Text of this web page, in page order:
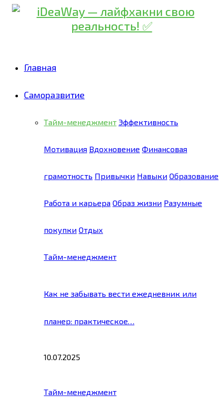
Главная
Саморазвитие
Тайм-менеджмент Эффективность
Мотивация Вдохновение Финансовая
грамотность Привычки Навыки Образование
Работа и карьера Образ жизни Разумные
покупки Отдых
Тайм-менеджмент
Как не забывать вести ежедневник или
планер: практическое…
10.07.2025
Тайм-менеджмент